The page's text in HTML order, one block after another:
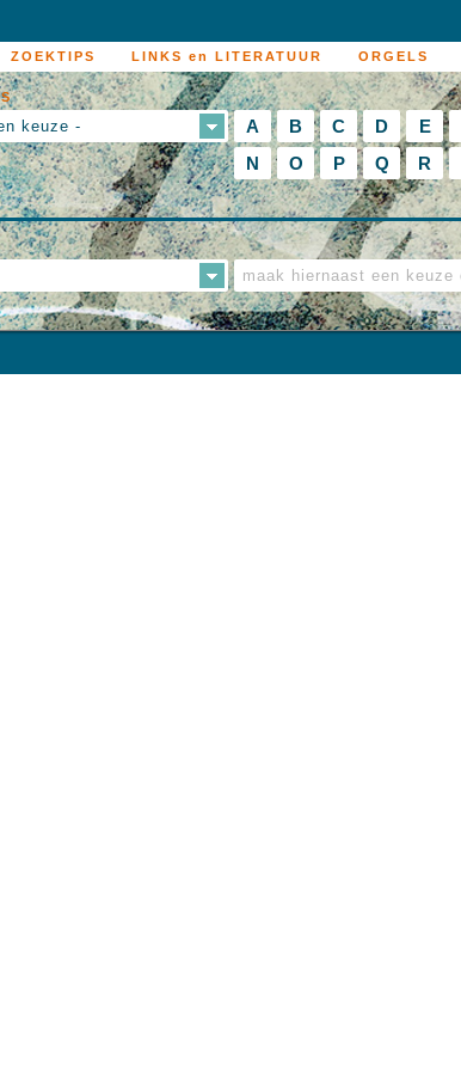
ZOEKTIPS LINKS en LITERATUUR ORGELS
keuze - A B C D E
N
O P Q R